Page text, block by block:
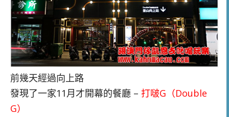
前幾天經過向上路
發現了一家11月才開幕的餐廳 – 打啵G（Double
G）